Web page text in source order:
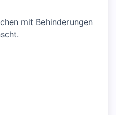
mit Behinderungen